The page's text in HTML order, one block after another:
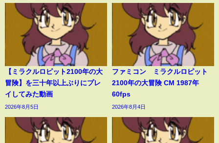
【ミラクルロピット2100年の大
冒険】を三十年以上ぶりにプレ
イしてみた動画
2026年8月5日
ファミコン ミラクルロピット
2100年の大冒険 CM 1987年
60fps
2026年8月4日